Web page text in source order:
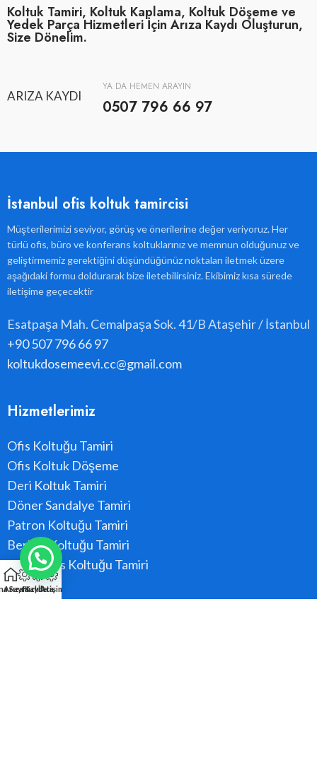
Koltuk Tamiri, Koltuk Kaplama, Koltuk Döşeme ve
Yedek Parça Hizmetleri İçin Arıza Kaydı Oluşturun,
Size Dönelim.
ARIZA KAYDI
YA DA HEMEN ARAYIN
0507 796 66 97
İstanbul ofis koltuk tamircisi
Müşterilerimizi seviyor, görüş ve önerilerine değer veriyoruz. Her
türlü ofis, büro ve konferans koltuklarınız ve memnun olduğunuz ve
geliştirmemiz gerektiğini düşündüğünüz noktaları iletmek üzere
aşağıdaki formu doldurarak bize iletebilirsiniz. Ekibimiz kısa sürede
iletişime geçecektir
Esatpaşa Mah. Cemalpaşa Sok. 41/B Ataşehir / İstanbul
+90 507 796 66 97
koltukdosemeevi.cc@gmail.com
Hizmetlerimiz
Ofis Koltuğu Tamiri
Ofis Koltuk Döşeme
Deri Koltuk Tamiri
Döner Sandalye Tamiri
Patron Koltuğu Tamiri
Berber Koltuğu Tamiri
Konferans Koltuğu Tamiri
Sayfa
Arıza Kaydı
Hızlı Ara
İletişim